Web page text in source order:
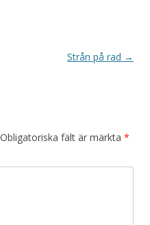
Strån på rad →
Obligatoriska fält är märkta *